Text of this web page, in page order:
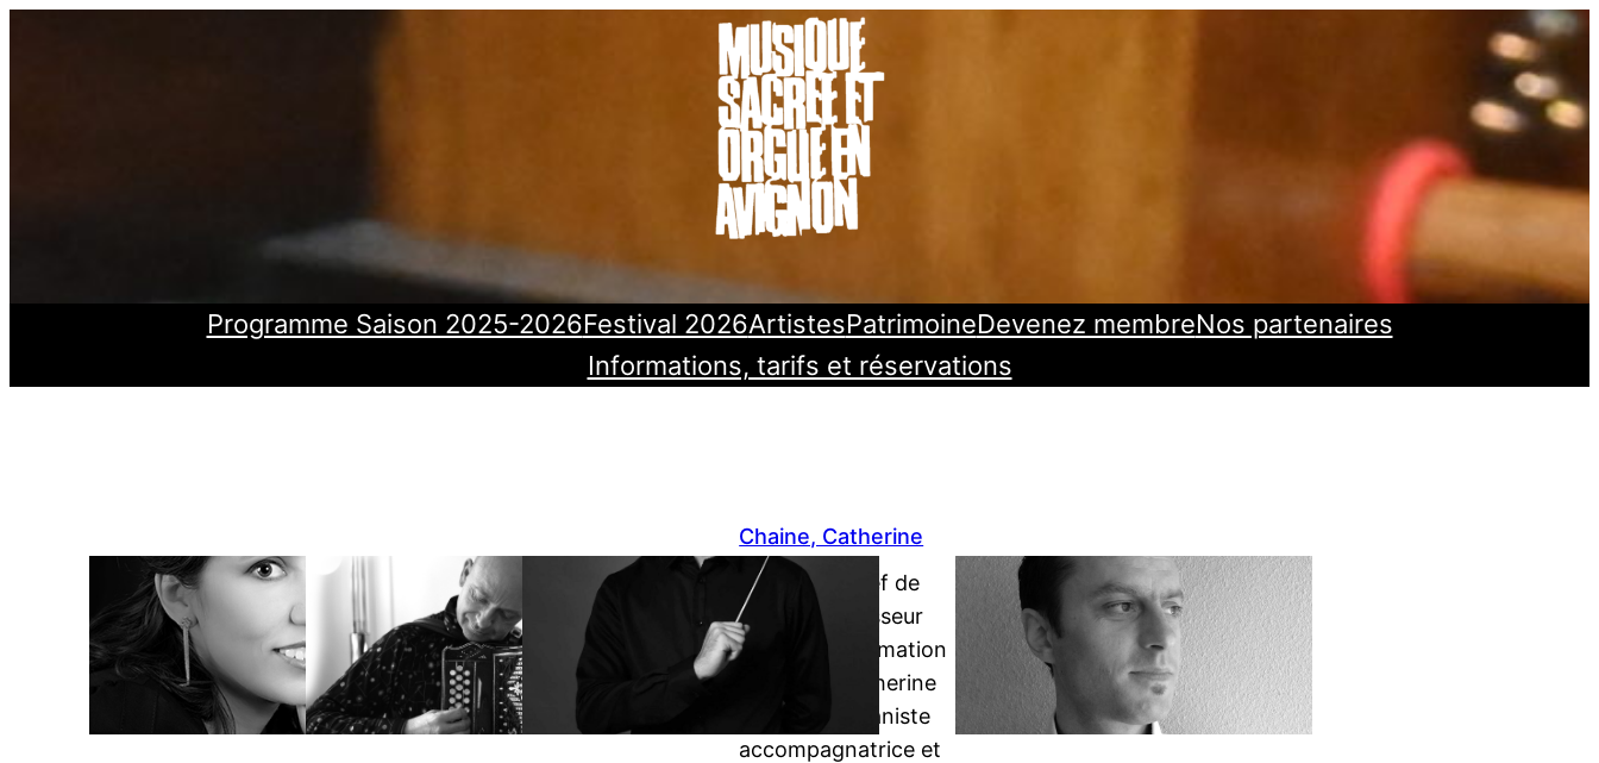
Programme Saison 2025-2026Festival 2026ArtistesPatrimoineDevenez membreNos partenaires
Informations, tarifs et réservations
Chaine, Catherine
Pianiste – Chef de
Chœur Professeur
certifié en formation
musicale, Catherine
Chaine est pianiste
accompagnatrice et